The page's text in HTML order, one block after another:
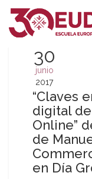
30
junio
2017
“Claves
digital
Online”
de
en Día